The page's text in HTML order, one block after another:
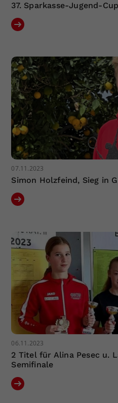
37. Sparkasse-Jugend-
07.11.2023
Simon Holzfeind, Sieg in
06.11.2023
2 Titel für Alina Pesec u.
Semifinale